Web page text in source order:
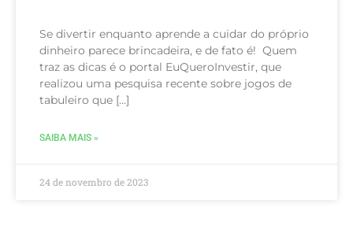
Se divertir enquanto aprende a cuidar do próprio
dinheiro parece brincadeira, e de fato é! Quem
traz as dicas é o portal EuQueroInvestir, que
realizou uma pesquisa recente sobre jogos de
tabuleiro que […]
SAIBA MAIS »
24 de novembro de 2023